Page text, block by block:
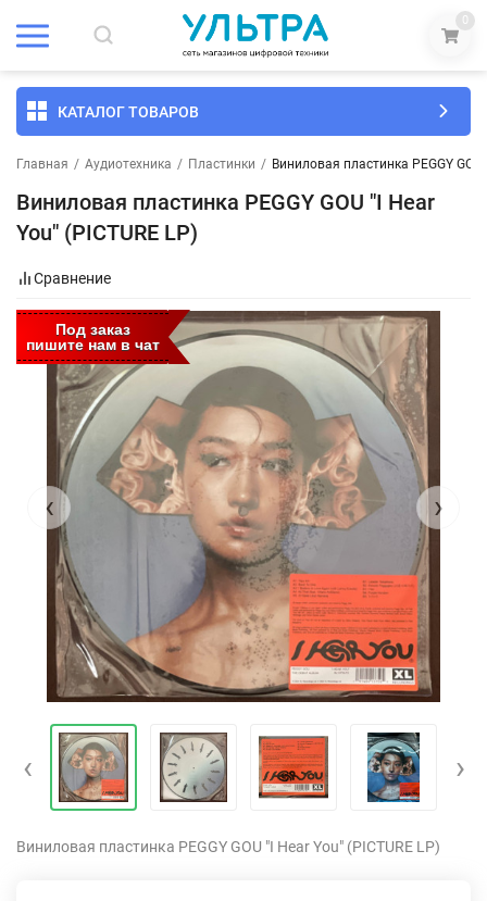
0
КАТАЛОГ ТОВАРОВ
Главная / Аудиотехника / Пластинки / Виниловая пластинка PEGGY
Виниловая пластинка PEGGY GOU "I Hear
You" (PICTURE LP)
Сравнение
‹ ›
‹ ›
Под заказ
пишите нам в чат
Виниловая пластинка PEGGY GOU "I Hear You" (PICTURE LP)